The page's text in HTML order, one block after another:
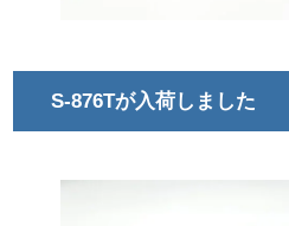
S-876Tが入荷しました